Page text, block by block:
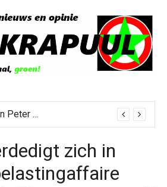
Gedachtenis van Peter Faber
zich in